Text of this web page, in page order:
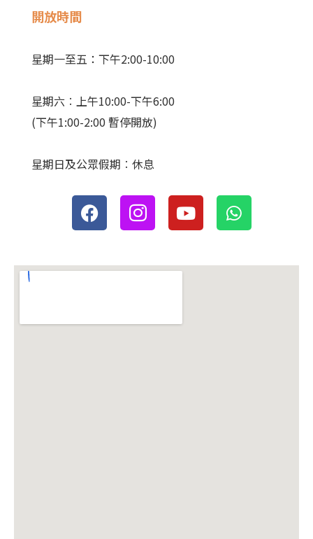
開放時間
星期一至五：下午2:00-10:00
星期六︰上午10:00-下午6:00
(下午1:00-2:00 暫停開放)
星期日及公眾假期︰休息